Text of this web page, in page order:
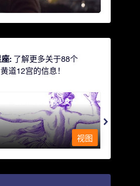
: 了解更多关于88个
道12宫的信息！
- 被铁链锁着的少女
视图